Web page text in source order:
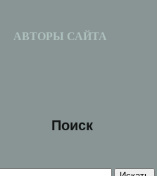
АВТОРЫ САЙТА
Поиск